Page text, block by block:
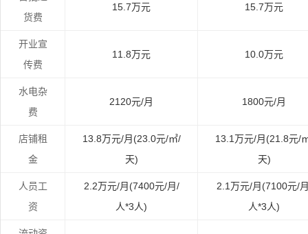
货费
15.7万元 15.7万元
开业宣
传费
11.8万元 10.0万元
水电杂
费
2120元/月 1800元/月
店铺租
金
13.8万元/月(23.0元/㎡/
天)
13.1万元/月(21.8元/
天)
人员工
资
2.2万元/月(7400元/月/
人*3人)
2.1万元/月(7100元/
人*3人)